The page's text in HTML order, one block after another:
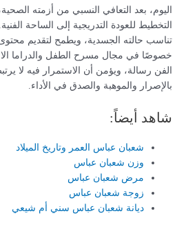
اليوم، بعد التعافي النسبي من أزمته
التخطيط للعودة التدريجية إلى الساحة
تناسب حالته الجسدية، ويطمح لتقديم
خصوصًا في مجال مسرح الطفل والدراما
الفن رسالة، ويؤمن أن الاستمرار فيه لا
بالإصرار والموهبة والصدق في الأداء.
شاهد أيضاً:
شعبان عباس العمر وتاريخ الميلاد
وزن شعبان عباس
مرض شعبان عباس
زوجة شعبان عباس
ديانة شعبان عباس سني أم شيعي